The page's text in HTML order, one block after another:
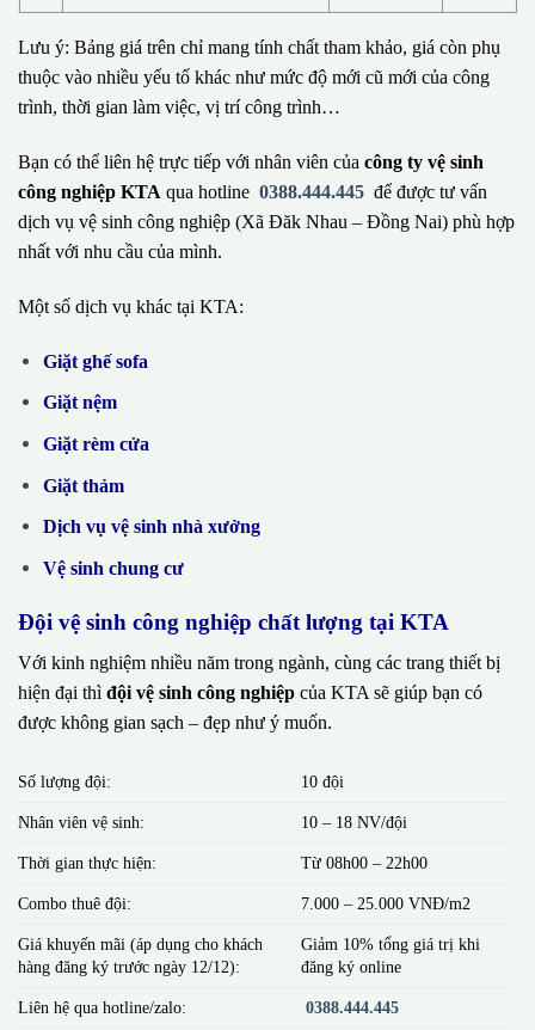
Lưu ý: Bảng giá trên chỉ mang tính chất tham khảo, giá còn phụ
thuộc vào nhiều yếu tố khác như mức độ mới cũ mới của công
trình, thời gian làm việc, vị trí công trình…
Bạn có thể liên hệ trực tiếp với nhân viên của công ty vệ sinh
công nghiệp KTA qua hotline 0388.444.445 để được tư vấn
dịch vụ vệ sinh công nghiệp (Xã Đăk Nhau – Đồng Nai) phù hợp
nhất với nhu cầu của mình.
Một số dịch vụ khác tại KTA:
Giặt ghế sofa
Giặt nệm
Giặt rèm cửa
Giặt thảm
Dịch vụ vệ sinh nhà xưởng
Vệ sinh chung cư
Đội vệ sinh công nghiệp chất lượng tại KTA
Với kinh nghiệm nhiều năm trong ngành, cùng các trang thiết bị
hiện đại thì đội vệ sinh công nghiệp của KTA sẽ giúp bạn có
được không gian sạch – đẹp như ý muốn.
Số lượng đội: 10 đội
Nhân viên vệ sinh: 10 – 18 NV/đội
Thời gian thực hiện: Từ 08h00 – 22h00
Combo thuê đội: 7.000 – 25.000 VNĐ/m2
Giá khuyến mãi (áp dụng cho khách
hàng đăng ký trước ngày 12/12):
Giảm 10% tổng giá trị khi
đăng ký online
Liên hệ qua hotline/zalo: 0388.444.445